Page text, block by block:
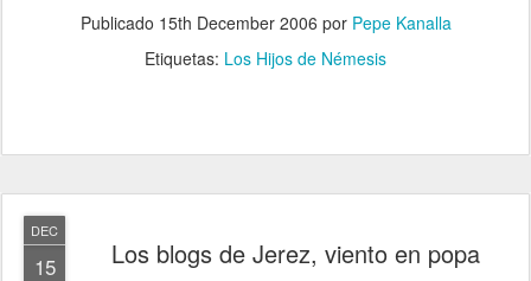
Publicado 15th December 2006 por Pepe Kanalla
Etiquetas: Los Hijos de Némesis
DEC
15 Los blogs de Jerez, viento en popa